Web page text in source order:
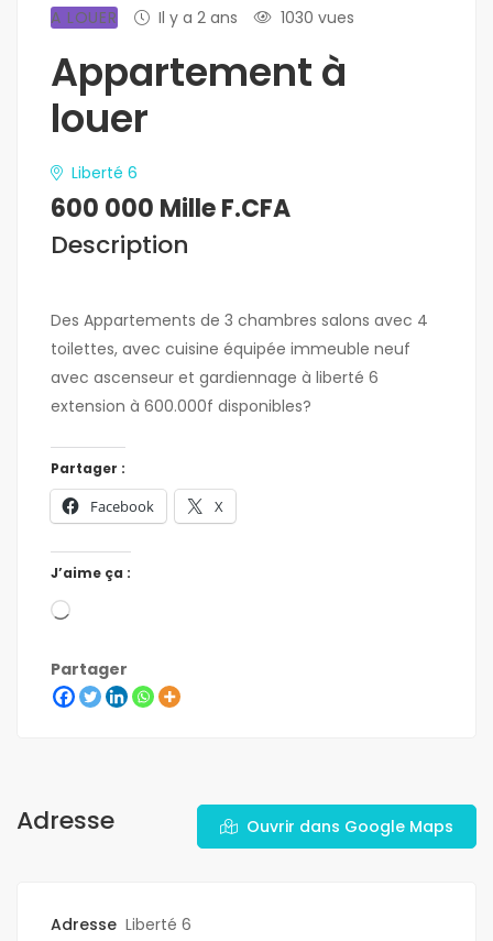
A LOUER Il y a 2 ans 1030 vues
Appartement à
louer
Liberté 6
600 000 Mille F.CFA
Description
Des Appartements de 3 chambres salons avec 4
toilettes, avec cuisine équipée immeuble neuf
avec ascenseur et gardiennage à liberté 6
extension à 600.000f disponibles?
Partager :
Facebook X
J’aime ça :
Partager
Adresse Ouvrir dans Google Maps
Adresse Liberté 6